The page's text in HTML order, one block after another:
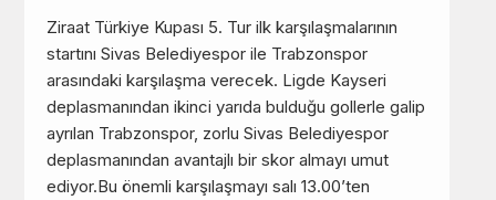
Ziraat Türkiye Kupası 5. Tur ilk karşılaşmalarının
startını Sivas Belediyespor ile Trabzonspor
arasındaki karşılaşma verecek. Ligde Kayseri
deplasmanından ikinci yarıda bulduğu gollerle galip
ayrılan Trabzonspor, zorlu Sivas Belediyespor
deplasmanından avantajlı bir skor almayı umut
ediyor.Bu önemli karşılaşmayı salı 13.00’ten